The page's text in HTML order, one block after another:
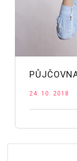
24. 10. 2018